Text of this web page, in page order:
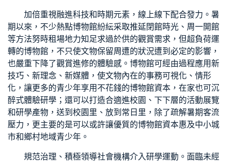
加倍重視融進科技和時期元素，線上線下配合發力。暑
期以來，不少熱點博物館紛紜采取推延閉館時光、周一開館
等方法努時租場地力知足求過於供的觀賞需求，但超負荷運
轉的博物館，不只使文物保留周遭的狀況遭到必定的影響，
也嚴重下降了觀賞進修的體驗感。博物館可經由過程應用新
技巧、新理念、新媒體，使文物內在的事務可視化、情形
化，讓更多的青少年享用不花錢的博物館資本，在家也可沉
醉式體驗研學；還可以打造合適進校園、下下層的活動展覽
和研學產物，送到校園里、放到常日里，除了疏解暑期客流
壓力，更主要的是可以或許讓優質的博物館資本惠及中小城
市和鄉村地域青少年。
規范治理、積極領導社會機構介入研學運動。面臨未經